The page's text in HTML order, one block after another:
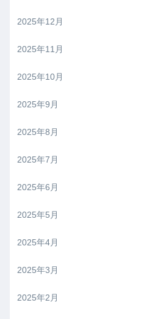
2025年12月
2025年11月
2025年10月
2025年9月
2025年8月
2025年7月
2025年6月
2025年5月
2025年4月
2025年3月
2025年2月